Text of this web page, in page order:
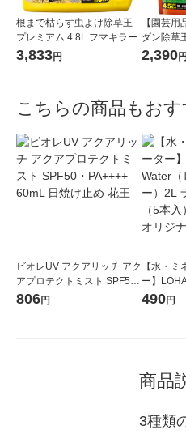
根まで枯らす虫よけ除草王
プレミアム 4.8L フマキラー
3,833円
【園芸用
ダン除草
ス エコ
2,390円
こちらの商品もおす
ビオレUV アクアリッチ アク
アプロテクトミスト SPF5
0・PA++++ 60mL 日焼け止
806円
【水・ミ
ー】
コウォー
490円
商品
3種類